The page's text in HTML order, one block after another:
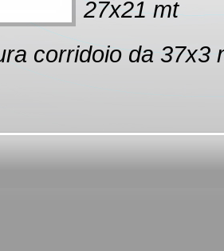
27x21 mt
corridoio da 37x3